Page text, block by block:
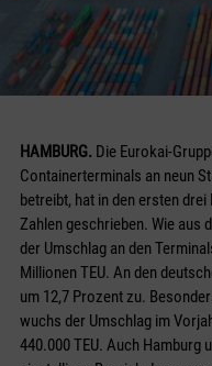
HAMBURG. Die Eurokai-
Containerterminals an neun
betreibt, hat in den ersten
Zahlen geschrieben. Wie aus
der Umschlag an den
Millionen TEU. An den
um 12,7 Prozent zu.
wuchs der Umschlag im
440.000 TEU. Auch Hamburg